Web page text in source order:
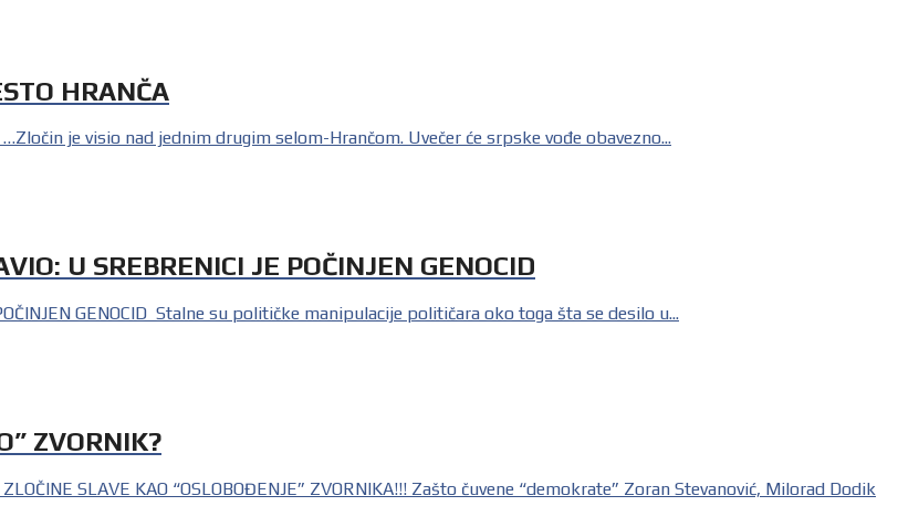
HRANČA
…Zločin je visio nad jednim drugim selom-Hrančom. Uvečer će srpske vođe obavezno...
U SREBRENICI JE POČINJEN GENOCID
GENOCID Stalne su političke manipulacije političara oko toga šta se desilo u...
ZVORNIK?
SLAVE KAO “OSLOBOĐENJE” ZVORNIKA!!! Zašto čuvene “demokrate” Zoran Stevanović, Milorad Dodik